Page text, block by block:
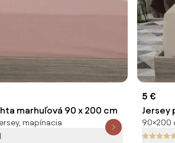
marhuľová 90 x 200 cm
mapínacia
5 €
Jersey
cm
90×200